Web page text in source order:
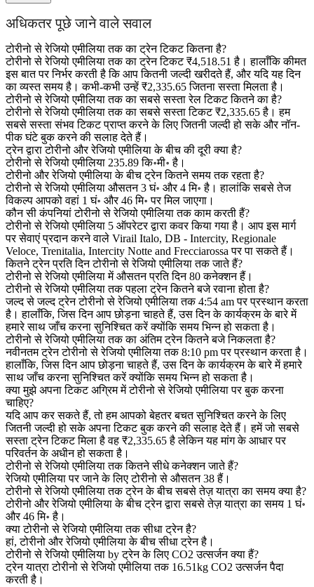
अधिकतर पूछे जाने वाले सवाल
टोरीनो से रेजियो एमीलिया तक का ट्रेन टिकट कितना है?
टोरीनो से रेजियो एमीलिया तक का ट्रेन टिकट ₹4,518.51 है। हालाँकि कीमत
इस बात पर निर्भर करती है कि आप कितनी जल्दी खरीदते हैं, और यदि यह दिन
का व्यस्त समय है। कभी-कभी उन्हें ₹2,335.65 जितना सस्ता मिलता है।
टोरीनो से रेजियो एमीलिया तक का सबसे सस्ता रेल टिकट कितने का है?
टोरीनो से रेजियो एमीलिया तक का सबसे सस्ता टिकट ₹2,335.65 है। हम
सबसे सस्ता संभव टिकट प्राप्त करने के लिए जितनी जल्दी हो सके और नॉन-
पीक घंटे बुक करने की सलाह देते हैं।
ट्रेन द्वारा टोरीनो और रेजियो एमीलिया के बीच की दूरी क्या है?
टोरीनो से रेजियो एमीलिया 235.89 कि॰मी॰ है।
टोरीनो और रेजियो एमीलिया के बीच ट्रेन कितने समय तक रहता है?
टोरीनो से रेजियो एमीलिया औसतन 3 घं॰ और 4 मि॰ है। हालांकि सबसे तेज
विकल्प आपको वहां 1 घं॰ और 46 मि॰ पर मिल जाएगा।
कौन सी कंपनियां टोरीनो से रेजियो एमीलिया तक काम करती हैं?
टोरीनो से रेजियो एमीलिया 5 ऑपरेटर द्वारा कवर किया गया है। आप इस मार्ग
पर सेवाएं प्रदान करने वाले Virail Italo, DB - Intercity, Regionale
Veloce, Trenitalia, Intercity Notte and Frecciarossa पर पा सकते हैं।
कितने ट्रेन प्रति दिन टोरीनो से रेजियो एमीलिया तक जाते हैं?
टोरीनो से रेजियो एमीलिया में औसतन प्रति दिन 80 कनेक्शन हैं।
टोरीनो से रेजियो एमीलिया तक पहला ट्रेन कितने बजे रवाना होता है?
जल्द से जल्द ट्रेन टोरीनो से रेजियो एमीलिया तक 4:54 am पर प्रस्थान करता
है। हालाँकि, जिस दिन आप छोड़ना चाहते हैं, उस दिन के कार्यक्रम के बारे में
हमारे साथ जाँच करना सुनिश्चित करें क्योंकि समय भिन्न हो सकता है।
टोरीनो से रेजियो एमीलिया तक का अंतिम ट्रेन कितने बजे निकलता है?
नवीनतम ट्रेन टोरीनो से रेजियो एमीलिया तक 8:10 pm पर प्रस्थान करता है।
हालाँकि, जिस दिन आप छोड़ना चाहते हैं, उस दिन के कार्यक्रम के बारे में हमारे
साथ जाँच करना सुनिश्चित करें क्योंकि समय भिन्न हो सकता है।
क्या मुझे अपना टिकट अग्रिम में टोरीनो से रेजियो एमीलिया पर बुक करना
चाहिए?
यदि आप कर सकते हैं, तो हम आपको बेहतर बचत सुनिश्चित करने के लिए
जितनी जल्दी हो सके अपना टिकट बुक करने की सलाह देते हैं। हमें जो सबसे
सस्ता ट्रेन टिकट मिला है वह ₹2,335.65 है लेकिन यह मांग के आधार पर
परिवर्तन के अधीन हो सकता है।
टोरीनो से रेजियो एमीलिया तक कितने सीधे कनेक्शन जाते हैं?
रेजियो एमीलिया पर जाने के लिए टोरीनो से औसतन 38 हैं।
टोरीनो से रेजियो एमीलिया तक ट्रेन के बीच सबसे तेज़ यात्रा का समय क्या है?
टोरीनो और रेजियो एमीलिया के बीच ट्रेन द्वारा सबसे तेज़ यात्रा का समय 1 घं॰
और 46 मि॰ है।
क्या टोरीनो से रेजियो एमीलिया तक सीधा ट्रेन है?
हां, टोरीनो और रेजियो एमीलिया के बीच सीधा ट्रेन है।
टोरीनो से रेजियो एमीलिया by ट्रेन के लिए CO2 उत्सर्जन क्या हैं?
ट्रेन यात्रा टोरीनो से रेजियो एमीलिया तक 16.51kg CO2 उत्सर्जन पैदा
करती है।